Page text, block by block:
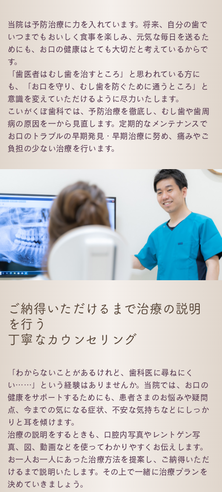
当院は予防治療に力を入れています。将来、自分の歯で
いつまでもおいしく食事を楽しみ、元気な毎日を送るた
めにも、お口の健康はとても大切だと考えているからで
す。
「歯医者はむし歯を治すところ」と思われている方に
も、「お⼝を守り、むし⻭を防ぐために通うところ」と
意識を変えていただけるように尽力いたします。
こいがくぼ歯科では、予防治療を徹底し、むし歯や歯周
病の原因を一から見直します。定期的なメンテナンスで
お口のトラブルの早期発見・早期治療に努め、痛みやご
負担の少ない治療を行います。
ご納得いただけるまで治療の説明
を行う
丁寧なカウンセリング
「わからないことがあるけれど、歯科医に尋ねにく
い……」という経験はありませんか。当院では、お口の
健康をサポートするためにも、患者さまのお悩みや疑問
点、今までの気になる症状、不安な気持ちなどにしっか
りと⽿を傾けます。
治療の説明をするときも、口腔内写真やレントゲン写
真、図、動画などを使ってわかりやすくお伝えします。
お一人お一人にあった治療方法を提案し、ご納得いただ
けるまで説明いたします。その上で一緒に治療プランを
決めていきましょう。